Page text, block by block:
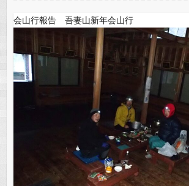
会山行報告 吾妻山新年会山行